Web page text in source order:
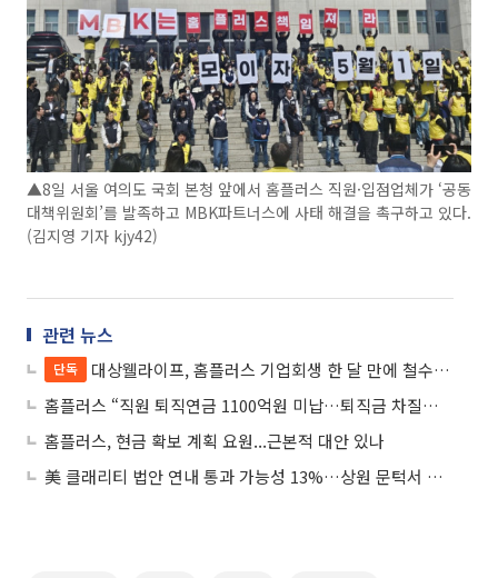
▲8일 서울 여의도 국회 본청 앞에서 홈플러스 직원·입점업체가 ‘공동
대책위원회’를 발족하고 MBK파트너스에 사태 해결을 촉구하고 있다.
(김지영 기자 kjy42)
관련 뉴스
단독
대상웰라이프, 홈플러스 기업회생 한 달 만에 철수...건기식 매대도 빨간불
홈플러스 “직원 퇴직연금 1100억원 미납…퇴직금 차질없이 지급”
홈플러스, 현금 확보 계획 요원...근본적 대안 있나
美 클래리티 법안 연내 통과 가능성 13%…상원 문턱서 제동